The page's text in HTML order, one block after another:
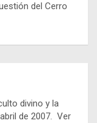
del Cerro
divino y la
de 2007. Ver